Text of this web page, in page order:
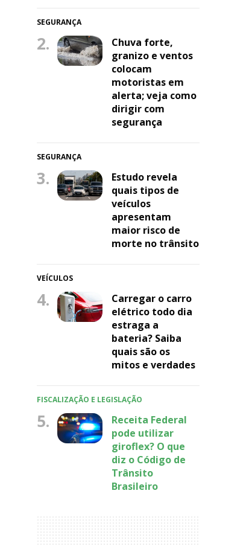
SEGURANÇA
2.
Chuva forte,
granizo e ventos
colocam
motoristas em
alerta; veja como
dirigir com
segurança
SEGURANÇA
3.
Estudo revela
quais tipos de
veículos
apresentam
maior risco de
morte no trânsito
VEÍCULOS
4.
Carregar o carro
elétrico todo dia
estraga a
bateria? Saiba
quais são os
mitos e verdades
FISCALIZAÇÃO E LEGISLAÇÃO
5.
Receita Federal
pode utilizar
giroflex? O que
diz o Código de
Trânsito
Brasileiro